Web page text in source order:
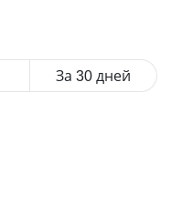
За 30 дней